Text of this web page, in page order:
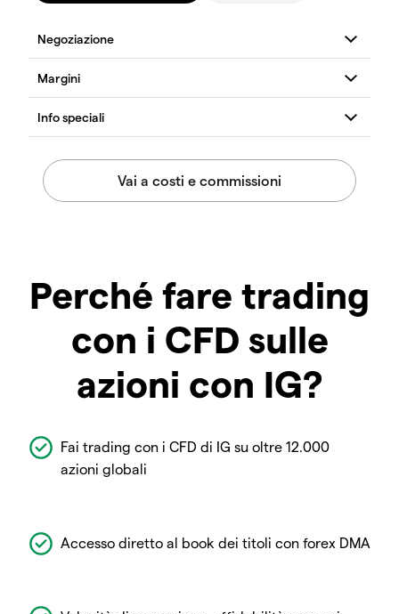
Perché fare trading
con i CFD sulle
azioni con IG?
Fai trading con i CFD di IG su oltre 12.000
azioni globali
Accesso diretto al book dei titoli con forex DMA